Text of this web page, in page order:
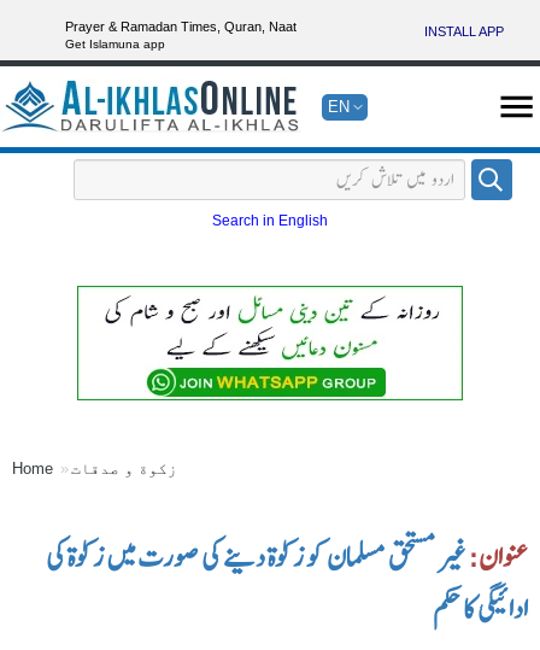
Prayer & Ramadan Times, Quran, Naat
Get Islamuna app
INSTALL APP
EN
Search in English
Home زکوة و صدقات
عنوان:غیر مستحق مسلمان کو زکوٰۃ دینے کی صورت میں زکوٰۃ کی
ادائیگی کا حکم